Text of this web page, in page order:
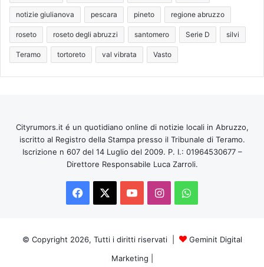
notizie giulianova pescara pineto regione abruzzo
roseto roseto degli abruzzi santomero Serie D silvi
Teramo tortoreto val vibrata Vasto
Cityrumors.it é un quotidiano online di notizie locali in Abruzzo,
iscritto al Registro della Stampa presso il Tribunale di Teramo.
Iscrizione n 607 del 14 Luglio del 2009. P. I.: 01964530677 –
Direttore Responsabile Luca Zarroli.
Facebook
You InstagramWhatsApp
© Copyright 2026, Tutti i diritti riservati |
Geminit Digital
Marketing